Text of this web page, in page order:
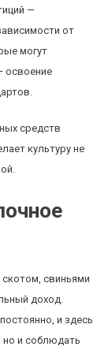
—
от
могут
освоение
средств
культуру не
свиньями
доход.
и здесь
и соблюдать